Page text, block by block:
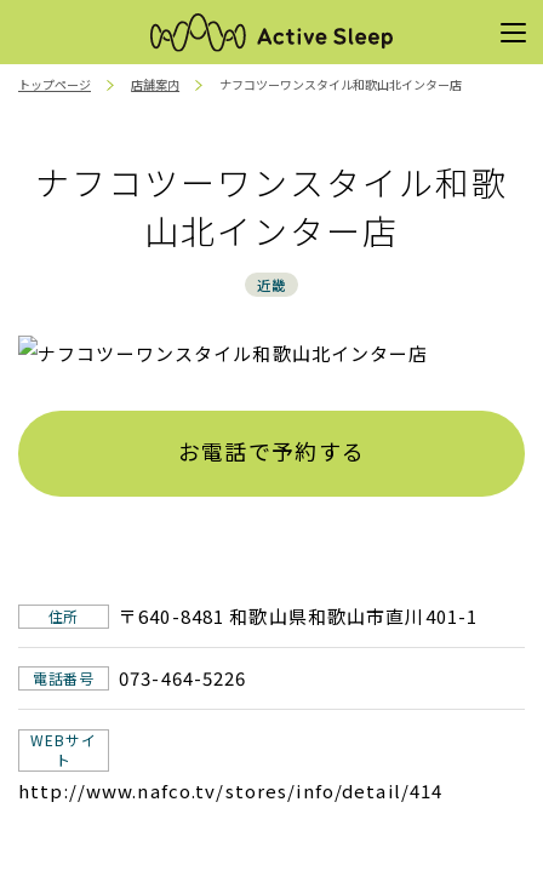
トップページ 店舗案内 ナフコツーワンスタイル和歌山北インター店
ナフコツーワンスタイル和歌
山北インター店
近畿
お電話で予約する
住所 〒640-8481 和歌山県和歌山市直川401-1
電話番号 073-464-5226
WEBサイ
ト
http://www.nafco.tv/stores/info/detail/414